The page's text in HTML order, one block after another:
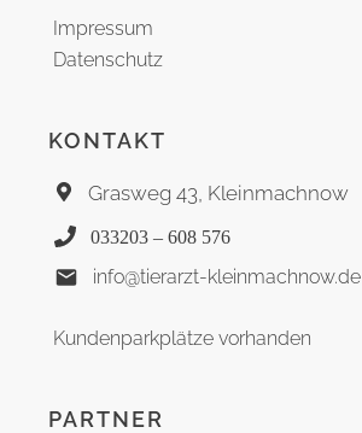
Impressum
Datenschutz
KONTAKT
Grasweg 43, Kleinmachnow
033203 – 608 576
info@tierarzt-kleinmachnow.de
Kundenparkplätze vorhanden
PARTNER